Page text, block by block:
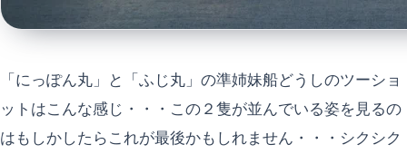
「にっぽん丸」と「ふじ丸」の準姉妹船どうしのツーショ
ットはこんな感じ・・・この２隻が並んでいる姿を見るの
はもしかしたらこれが最後かもしれません・・・シクシク